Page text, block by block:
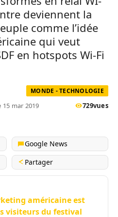
deviennent la
comme l’idée
qui veut
en hotspots Wi-Fi
MONDE - TECHNOLOGIE
15 mar 2019 729vues
Google News
Partager
américaine est
visiteurs du festival